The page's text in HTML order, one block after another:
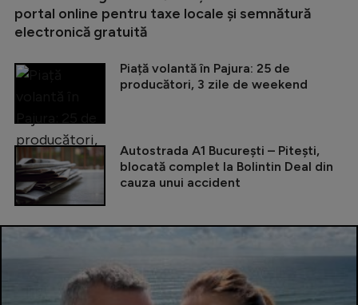
portal online pentru taxe locale și semnătură
electronică gratuită
Piață volantă în Pajura: 25 de
producători, 3 zile de weekend
Autostrada A1 București – Pitești,
blocată complet la Bolintin Deal din
cauza unui accident